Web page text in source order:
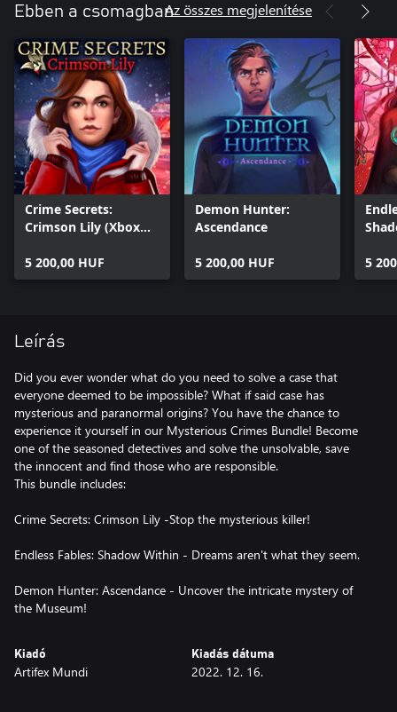
Ebben a csomagbanAz összes megjelenítése
Crime Secrets:
Crimson Lily (Xbox
5 200,00 HUF
Demon Hunter:
Ascendance
5 200,00 HUF 5
Leírás
Did you ever wonder what do you need to solve a case that
everyone deemed to be impossible? What if said case has
mysterious and paranormal origins? You have the chance to
experience it yourself in our Mysterious Crimes Bundle! Become
one of the seasoned detectives and solve the unsolvable, save
the innocent and find those who are responsible.
This bundle includes:
Crime Secrets: Crimson Lily -Stop the mysterious killer!
Endless Fables: Shadow Within - Dreams aren't what they seem.
Demon Hunter: Ascendance - Uncover the intricate mystery of
the Museum!
Kiadó
Artifex Mundi
Kiadás dátuma
2022. 12. 16.